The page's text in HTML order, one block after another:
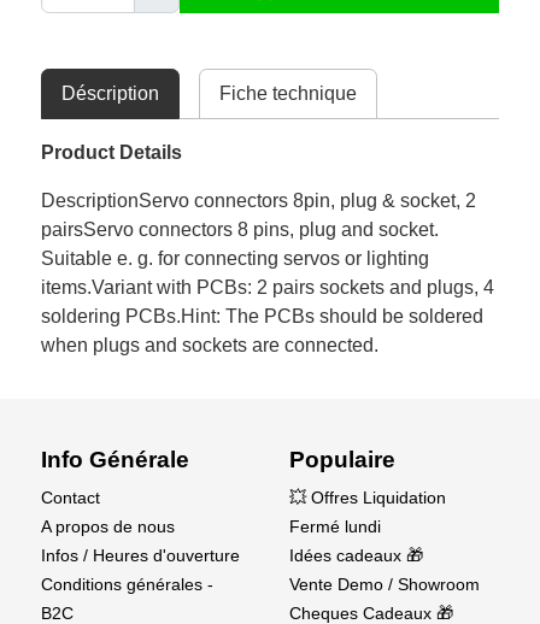
Déscription Fiche technique
Product Details
DescriptionServo connectors 8pin, plug & socket, 2
pairsServo connectors 8 pins, plug and socket.
Suitable e. g. for connecting servos or lighting
items.Variant with PCBs: 2 pairs sockets and plugs, 4
soldering PCBs.Hint: The PCBs should be soldered
when plugs and sockets are connected.
Info Générale
Contact
A propos de nous
Infos / Heures d'ouverture
Conditions générales -
B2C
Populaire
💥 Offres Liquidation
Fermé lundi
Idées cadeaux 🎁
Vente Demo / Showroom
Cheques Cadeaux 🎁